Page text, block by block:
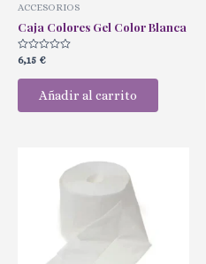
ACCESORIOS
Caja Colores Gel Color Blanca
Valorado
con
0
6,15 €
Añadir al carrito